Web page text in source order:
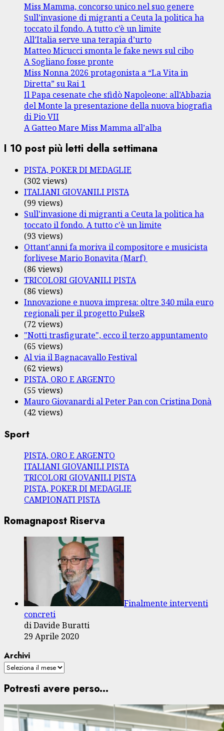
Miss Mamma, concorso unico nel suo genere
Sull’invasione di migranti a Ceuta la politica ha
toccato il fondo. A tutto c’è un limite
All’Italia serve una terapia d’urto
Matteo Micucci smonta le fake news sul cibo
A Sogliano fosse pronte
Miss Nonna 2026 protagonista a “La Vita in
Diretta” su Rai 1
Il Papa cesenate che sfidò Napoleone: all’Abbazia
del Monte la presentazione della nuova biografia
di Pio VII
A Gatteo Mare Miss Mamma all’alba
I 10 post più letti della settimana
PISTA, POKER DI MEDAGLIE
(302 views)
ITALIANI GIOVANILI PISTA
(99 views)
Sull'invasione di migranti a Ceuta la politica ha
toccato il fondo. A tutto c'è un limite
(93 views)
Ottant'anni fa moriva il compositore e musicista
forlivese Mario Bonavita (Marf)
(86 views)
TRICOLORI GIOVANILI PISTA
(86 views)
Innovazione e nuova impresa: oltre 340 mila euro
regionali per il progetto PulseR
(72 views)
"Notti trasfigurate", ecco il terzo appuntamento
(65 views)
Al via il Bagnacavallo Festival
(62 views)
PISTA, ORO E ARGENTO
(55 views)
Mauro Giovanardi al Peter Pan con Cristina Donà
(42 views)
Sport
PISTA, ORO E ARGENTO
ITALIANI GIOVANILI PISTA
TRICOLORI GIOVANILI PISTA
PISTA, POKER DI MEDAGLIE
CAMPIONATI PISTA
Romagnapost Riserva
Finalmente interventi
concreti
di Davide Buratti
29 Aprile 2020
Archivi
Potresti avere perso...